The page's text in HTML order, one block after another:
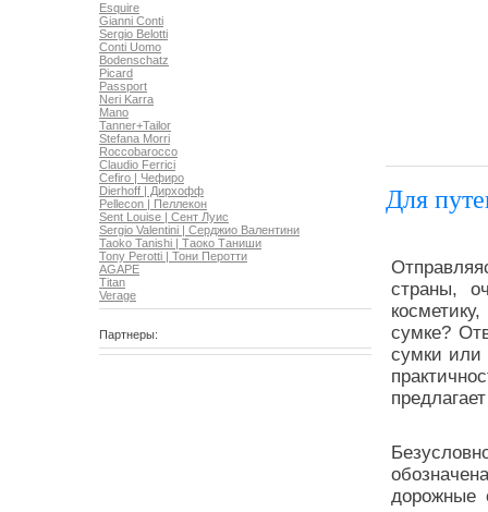
Esquire
Gianni Conti
Sergio Belotti
Conti Uomo
Bodenschatz
Picard
Passport
Neri Karra
Mano
Tanner+Tailor
Stefana Morri
Roccobarocco
Claudio Ferrici
Cefiro | Чефиро
Dierhoff | Дирхофф
Pellecon | Пеллекон
Sent Louise | Сент Луис
Sergio Valentini | Серджио Валентини
Taoko Tanishi | Таоко Таниши
Tony Perotti | Тони Перотти
AGAPE
Titan
Verage
Партнеры:
Для
страны,
сумке?
сумки или
дорожные